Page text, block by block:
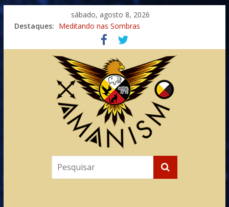
sábado, agosto 8, 2026
Destaques: Meditando nas Sombras
Autosuficiência: A Jornada do Espírito Ancestral
Xamanismo Universal
Totens – Caminho Espiritual – Crescimento
Imaginação na Cura